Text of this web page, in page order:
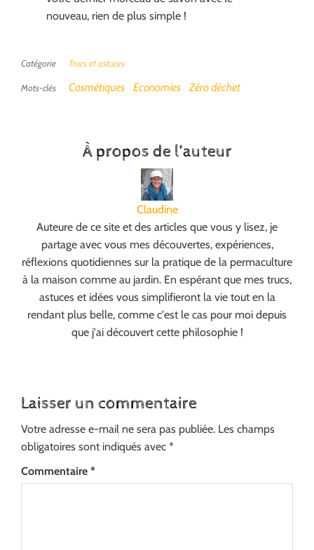
nouveau, rien de plus simple !
Catégorie Trucs et astuces
Mots-clés Cosmétiques Economies Zéro déchet
À propos de l’auteur
Claudine
Auteure de ce site et des articles que vous y lisez, je
partage avec vous mes découvertes, expériences,
réflexions quotidiennes sur la pratique de la permaculture
à la maison comme au jardin. En espérant que mes trucs,
astuces et idées vous simplifieront la vie tout en la
rendant plus belle, comme c'est le cas pour moi depuis
que j'ai découvert cette philosophie !
Laisser un commentaire
Votre adresse e-mail ne sera pas publiée. Les champs
obligatoires sont indiqués avec *
Commentaire *